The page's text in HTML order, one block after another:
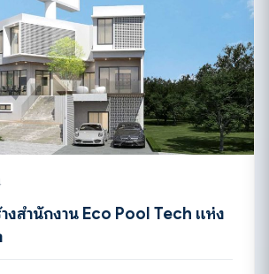
างสำนักงาน Eco Pool Tech แห่ง